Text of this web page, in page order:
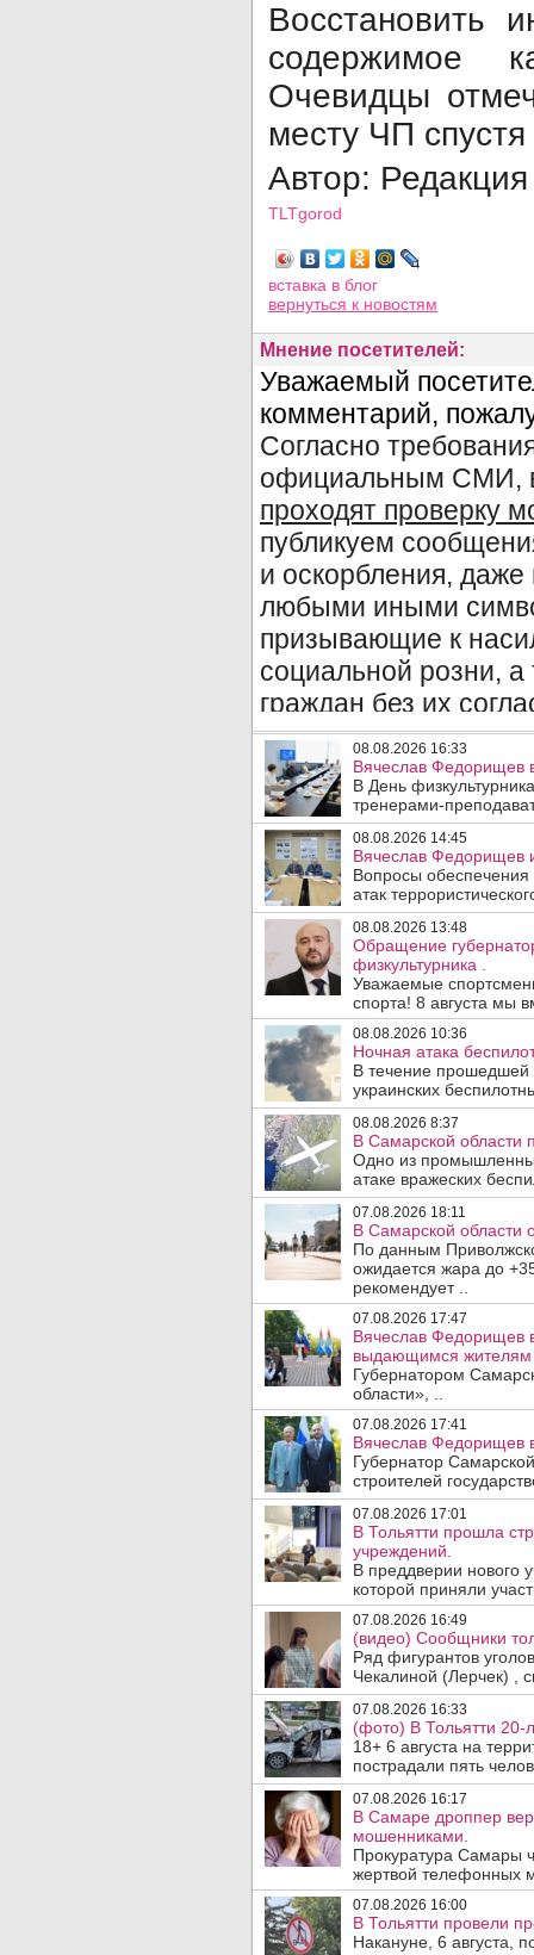
Восстановить
содержимое
Очевидцы
месту ЧП
Автор:
TLTgorod
вставка в блог
вернуться к новостям
Мнение посетителей:
08.08.2026 16:33
Вячеслав Федорищев
В День
тренерами-
08.08.2026 14:45
Вячеслав Федорищев
Вопросы обеспечения
атак
08.08.2026 13:48
Обращение
физкультурника .
Уважаемые
спорта! 8 августа мы
08.08.2026 10:36
Ночная атака
В течение
украинских
08.08.2026 8:37
В Самарской области
Одно из
атаке вражеских
07.08.2026 18:11
В Самарской области
По данным
ожидается жара до
рекомендует ..
07.08.2026 17:47
Вячеслав Федорищев
выдающимся жителям
Губернатором
области», ..
07.08.2026 17:41
Вячеслав Федорищев
Губернатор
строителей
07.08.2026 17:01
В Тольятти прошла
учреждений.
В преддверии нового
которой приняли
07.08.2026 16:49
(видео) Сообщники
Ряд фигурантов
Чекалиной (Лерчек) ,
07.08.2026 16:33
(фото) В Тольятти 20-
18+ 6 августа на
пострадали пять
07.08.2026 16:17
В Самаре дроппер
мошенниками.
Прокуратура Самары
жертвой телефонных
07.08.2026 16:00
В Тольятти провели
Накануне, 6 августа,